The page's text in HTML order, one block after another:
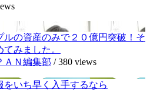
ルの資産のみで２０億円突破！そ
みました。
ＡＮ編集部 /380 views
をいち早く入手するなら